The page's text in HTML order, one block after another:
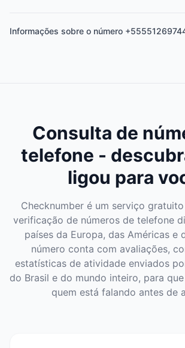
Informações sobre o número
Consulta de
telefone -
ligou para
Checknumber é um serviço
verificação de números de telefone
países da Europa, das Américas e
número conta com avaliações,
estatísticas de atividade enviados
do Brasil e do mundo inteiro, para
quem está falando antes de